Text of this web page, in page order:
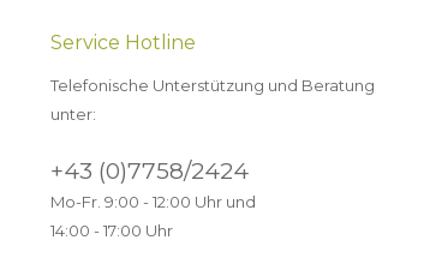
Service Hotline
Telefonische Unterstützung und Beratung
unter:
+43 (0)7758/2424
Mo-Fr. 9:00 - 12:00 Uhr und
14:00 - 17:00 Uhr